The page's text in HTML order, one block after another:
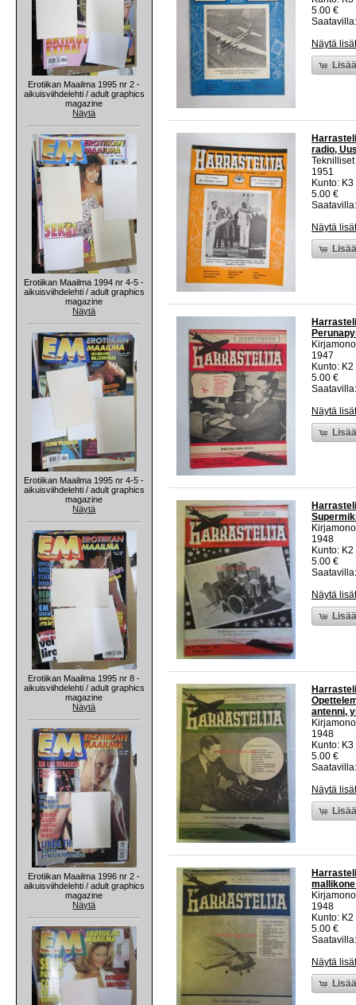
Erotiikan Maailma 1995 nr 2 -
aikuisviihdelehti / adult graphics
magazine
Näytä
Erotiikan Maailma 1994 nr 4-5 -
aikuisviihdelehti / adult graphics
magazine
Näytä
Erotiikan Maailma 1995 nr 4-5 -
aikuisviihdelehti / adult graphics
magazine
Näytä
Erotiikan Maailma 1995 nr 8 -
aikuisviihdelehti / adult graphics
magazine
Näytä
Erotiikan Maailma 1996 nr 2 -
aikuisviihdelehti / adult graphics
magazine
Näytä
5.00 €
Näytä
radio,
1951
Kunto:
5.00 €
Näytä
Kirjamono
1947
Kunto:
5.00 €
Näytä
Kirjamono
1948
Kunto:
5.00 €
Näytä
antenni,
Kirjamono
1948
Kunto:
5.00 €
Näytä
Kirjamono
1948
Kunto:
5.00 €
Näytä